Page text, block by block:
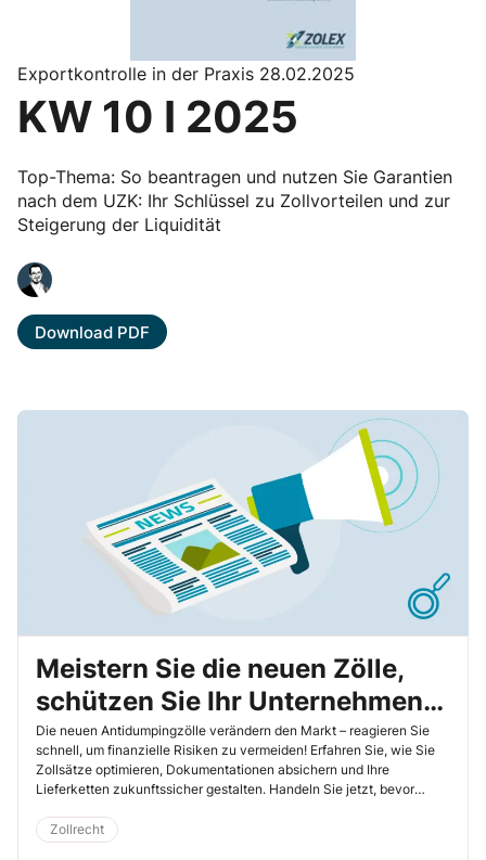
Exportkontrolle in der Praxis 28.02.2025
KW 10 I 2025
Top-Thema: So beantragen und nutzen Sie Garantien
nach dem UZK: Ihr Schlüssel zu Zollvorteilen und zur
Steigerung der Liquidität
Download PDF
Meistern Sie die neuen Zölle,
schützen Sie Ihr Unternehmen
und sichern Sie Ihre
Wettbewerbsvorteile
Die neuen Antidumpingzölle verändern den Markt – reagieren Sie
schnell, um finanzielle Risiken zu vermeiden! Erfahren Sie, wie Sie
Zollsätze optimieren, Dokumentationen absichern und Ihre
Lieferketten zukunftssicher gestalten. Handeln Sie jetzt, bevor
Zollrecht